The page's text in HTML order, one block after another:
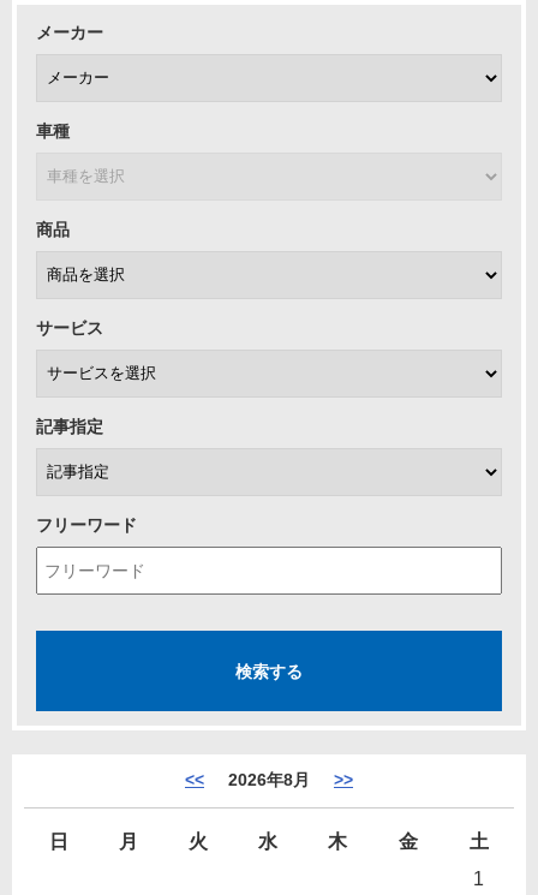
メーカー
車種
商品
サービス
記事指定
フリーワード
<< 2026年8月 >>
日 月 火 水 木 金
土
1